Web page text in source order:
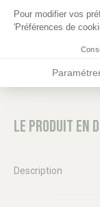
Le produit en
Description
Pour modifier vos
'Préférences de